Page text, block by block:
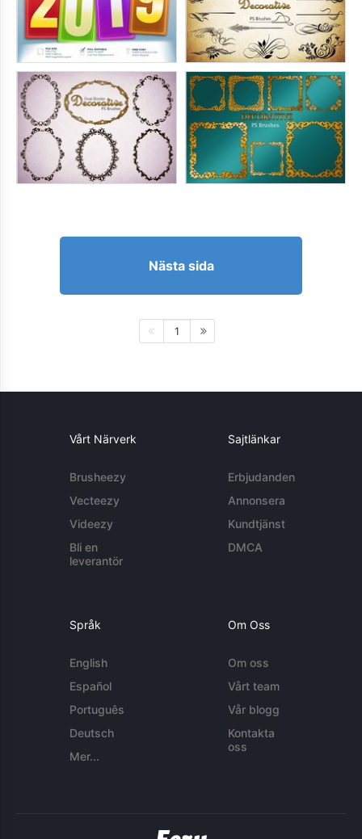
Nästa sida
1
Vårt Närverk
Brusheezy
Vecteezy
Videezy
Bli en
leverantör
Sajtlänkar
Erbjudanden
Annonsera
Kundtjänst
DMCA
Språk
English
Español
Português
Deutsch
Mer...
Om Oss
Om oss
Vårt team
Vår blogg
Kontakta
oss